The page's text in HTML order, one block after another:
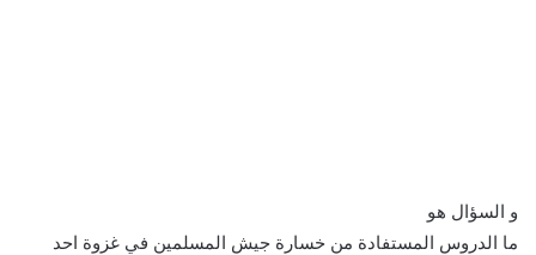
و السؤال هو
ما الدروس المستفادة من خسارة جيش المسلمين في غزوة احد